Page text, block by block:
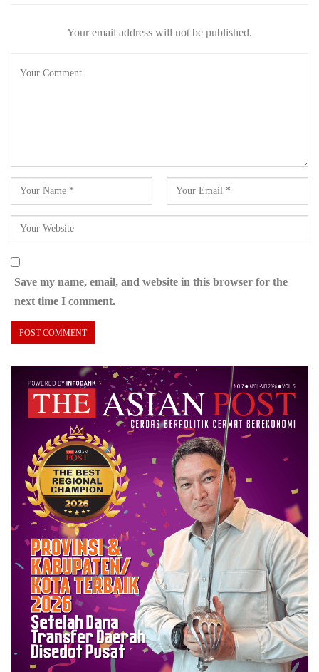
Your email address will not be published.
Save my name, email, and website in this browser for the
next time I comment.